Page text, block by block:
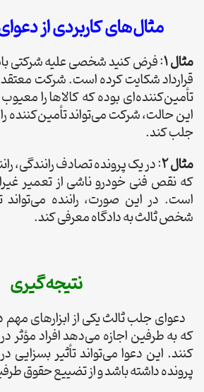
مثال‌های کاربردی از
مثال ۱ : فرض کنید شخصی علیه شرکتی
قرارداد شکایت کرده است. شرکت
تأمین‌کننده‌ای بوده که کالاها را
این حالت، شرکت می‌تواند تأمین‌کننده را
جلب کند.
مثال ۲ : در یک پرونده تصادف رانندگی،
که نقص فنی خودرو ناشی از تعمیر
است. در این صورت، راننده می‌تواند
شخص ثالث به دادگاه معرفی کند.
نتیجه‌گیری
دعوای جلب ثالث یکی از ابزارهای
که به طرفین اجازه می‌دهد افراد مؤثر در
کنند. این دعوا می‌تواند تأثیر بسزایی
پرونده داشته باشد و از تضییع حقوق